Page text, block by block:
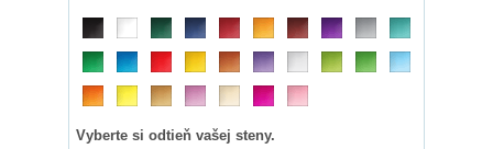
Vyberte si odtieň vašej steny.